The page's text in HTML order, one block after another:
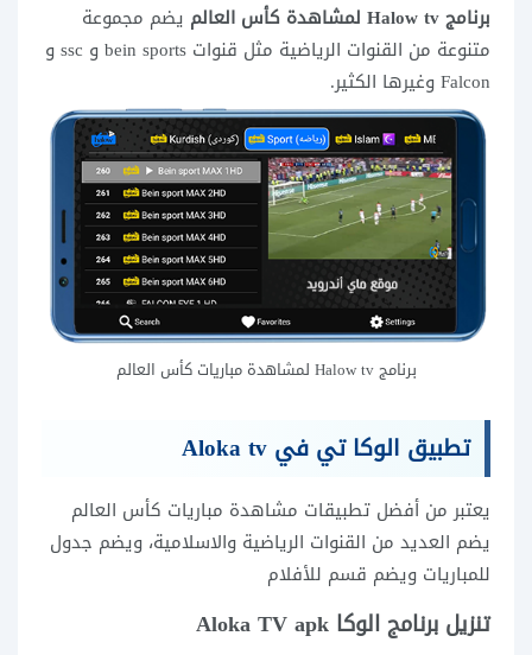
برنامج Halow tv لمشاهدة كأس العالم
يضم مجموعة
متنوعة من القنوات الرياضية مثل قنوات bein sports و ssc و
Falcon وغيرها الكثير.
برنامج Halow tv لمشاهدة مباريات كأس العالم
تطبيق الوكا تي في Aloka tv
يعتبر من أفضل تطبيقات مشاهدة مباريات كأس العالم
يضم العديد من القنوات الرياضية والاسلامية، ويضم جدول
للمباريات ويضم قسم للأفلام
تنزيل برنامج الوكا Aloka TV apk